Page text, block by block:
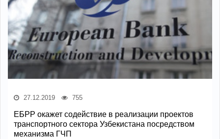
27.12.2019 755
ЕБРР окажет содействие в реализации проектов
транспортного сектора Узбекистана посредством
механизма ГЧП